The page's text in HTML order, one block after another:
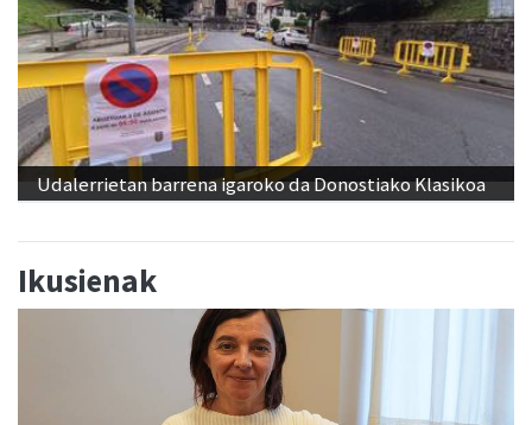
Udalerrietan barrena igaroko da Donostiako Klasikoa
Ikusienak